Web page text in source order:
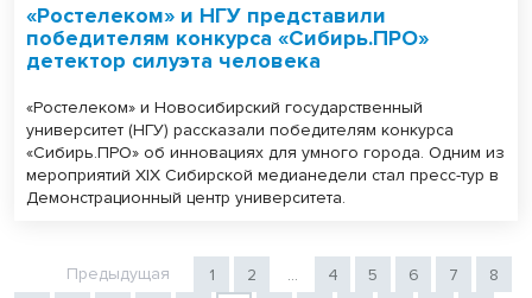
«Ростелеком» и НГУ представили
победителям конкурса «Сибирь.ПРО»
детектор силуэта человека
«Ростелеком» и Новосибирский государственный
университет (НГУ) рассказали победителям конкурса
«Сибирь.ПРО» об инновациях для умного города. Одним из
мероприятий XIX Сибирской медианедели стал пресс-тур в
Демонстрационный центр университета.
Предыдущая 1 2 ... 4 5 6 7
8